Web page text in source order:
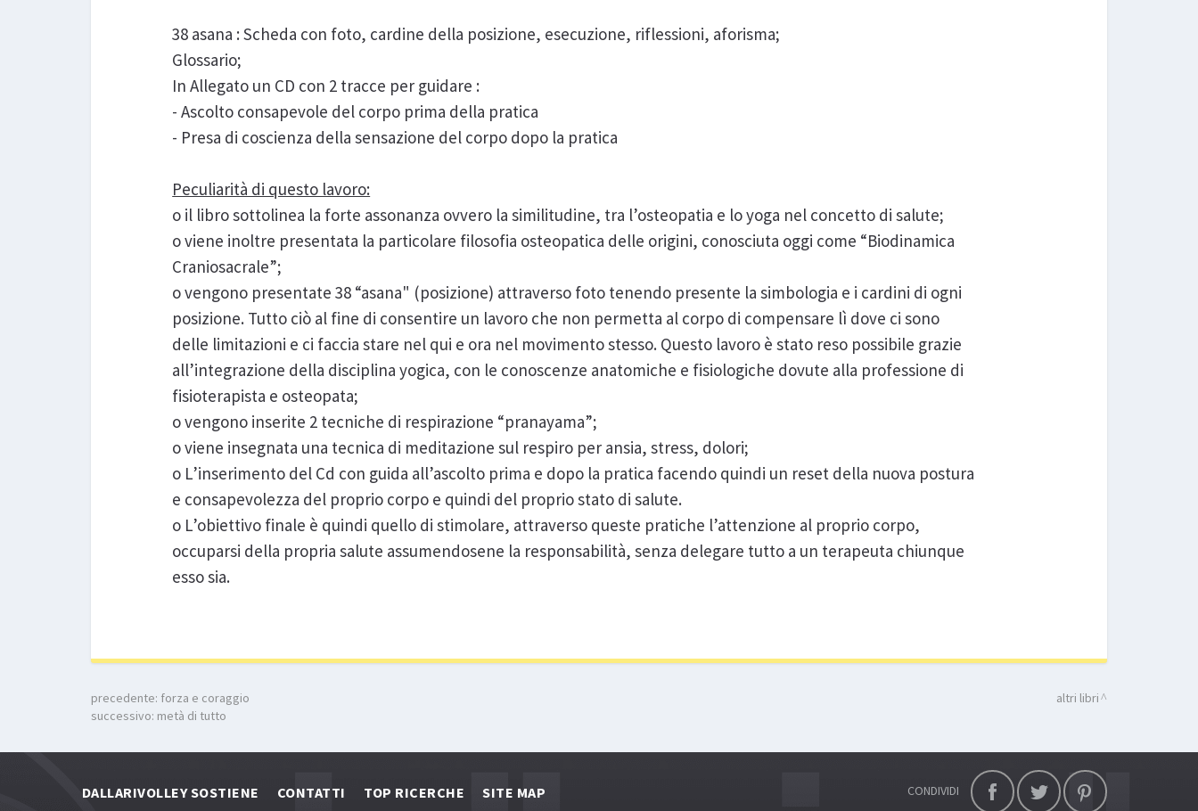
38 asana : Scheda con foto, cardine della posizione, esecuzione, riflessioni, aforisma;
Glossario;
In Allegato un CD con 2 tracce per guidare :
- Ascolto consapevole del corpo prima della pratica
- Presa di coscienza della sensazione del corpo dopo la pratica
Peculiarità di questo lavoro:
o il libro sottolinea la forte assonanza ovvero la similitudine, tra l’osteopatia e lo yoga nel concetto di salute;
o viene inoltre presentata la particolare filosofia osteopatica delle origini, conosciuta oggi come “Biodinamica
Craniosacrale”;
o vengono presentate 38 “asana" (posizione) attraverso foto tenendo presente la simbologia e i cardini di ogni
posizione. Tutto ciò al fine di consentire un lavoro che non permetta al corpo di compensare lì dove ci sono
delle limitazioni e ci faccia stare nel qui e ora nel movimento stesso. Questo lavoro è stato reso possibile grazie
all’integrazione della disciplina yogica, con le conoscenze anatomiche e fisiologiche dovute alla professione di
fisioterapista e osteopata;
o vengono inserite 2 tecniche di respirazione “pranayama”;
o viene insegnata una tecnica di meditazione sul respiro per ansia, stress, dolori;
o L’inserimento del Cd con guida all’ascolto prima e dopo la pratica facendo quindi un reset della nuova postura
e consapevolezza del proprio corpo e quindi del proprio stato di salute.
o L’obiettivo finale è quindi quello di stimolare, attraverso queste pratiche l’attenzione al proprio corpo,
occuparsi della propria salute assumendosene la responsabilità, senza delegare tutto a un terapeuta chiunque
esso sia.
precedente: forza e coraggio
successivo: metà di tutto
altri libri
DALLARIVOLLEY SOSTIENE CONTATTI TOP RICERCHE SITE MAP CONDIVIDI